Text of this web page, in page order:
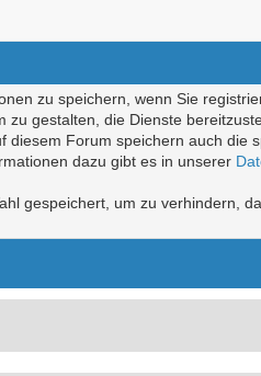
zu speichern, wenn Sie
gestalten, die Dienste
Forum speichern auch
dazu gibt es in unserer
gespeichert, um zu verhindern,